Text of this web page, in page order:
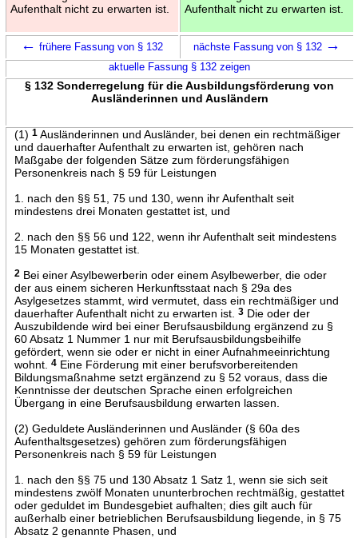
Aufenthalt nicht zu erwarten ist.
Aufenthalt nicht zu erwarten ist.
← frühere Fassung von § 132 nächste Fassung von § 132 →
aktuelle Fassung § 132 zeigen
§ 132 Sonderregelung für die Ausbildungsförderung von
Ausländerinnen und Ausländern
(1) 1Ausländerinnen und Ausländer, bei denen ein rechtmäßiger
und dauerhafter Aufenthalt zu erwarten ist, gehören nach
Maßgabe der folgenden Sätze zum förderungsfähigen
Personenkreis nach § 59 für Leistungen
1. nach den §§ 51, 75 und 130, wenn ihr Aufenthalt seit
mindestens drei Monaten gestattet ist, und
2. nach den §§ 56 und 122, wenn ihr Aufenthalt seit mindestens
15 Monaten gestattet ist.
2Bei einer Asylbewerberin oder einem Asylbewerber, die oder
der aus einem sicheren Herkunftsstaat nach § 29a des
Asylgesetzes stammt, wird vermutet, dass ein rechtmäßiger und
dauerhafter Aufenthalt nicht zu erwarten ist.
3Die oder der
Auszubildende wird bei einer Berufsausbildung ergänzend zu §
60 Absatz 1 Nummer 1 nur mit Berufsausbildungsbeihilfe
gefördert, wenn sie oder er nicht in einer Aufnahmeeinrichtung
wohnt.
4Eine Förderung mit einer berufsvorbereitenden
Bildungsmaßnahme setzt ergänzend zu § 52 voraus, dass die
Kenntnisse der deutschen Sprache einen erfolgreichen
Übergang in eine Berufsausbildung erwarten lassen.
(2) Geduldete Ausländerinnen und Ausländer (§ 60a des
Aufenthaltsgesetzes) gehören zum förderungsfähigen
Personenkreis nach § 59 für Leistungen
1. nach den §§ 75 und 130 Absatz 1 Satz 1, wenn sie sich seit
mindestens zwölf Monaten ununterbrochen rechtmäßig, gestattet
oder geduldet im Bundesgebiet aufhalten; dies gilt auch für
außerhalb einer betrieblichen Berufsausbildung liegende, in § 75
Absatz 2 genannte Phasen, und